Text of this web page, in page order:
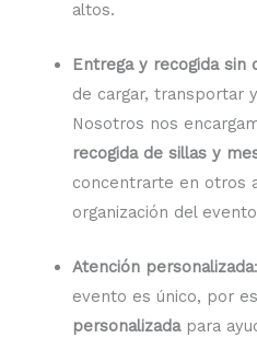
altos.
Entrega y recogida sin
de cargar, transportar
Nosotros nos
recogida de sillas y
concentrarte en otros
organización del
Atención personalizada
evento es único, por
personalizadapara